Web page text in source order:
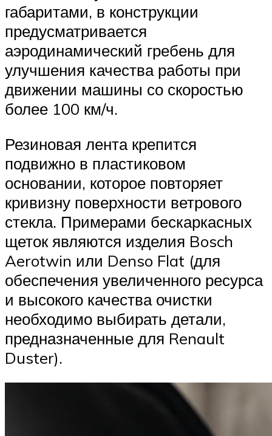
габаритами, в конструкции
предусматривается
аэродинамический гребень для
улучшения качества работы при
движении машины со скоростью
более 100 км/ч.
Резиновая лента крепится
подвижно в пластиковом
основании, которое повторяет
кривизну поверхности ветрового
стекла. Примерами бескаркасных
щеток являются изделия Bosch
Aerotwin или Denso Flat (для
обеспечения увеличенного ресурса
и высокого качества очистки
необходимо выбирать детали,
предназначенные для Renault
Duster).